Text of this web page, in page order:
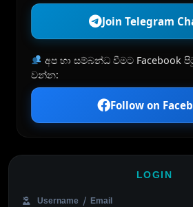
Join Telegram
අප හා සම්බන්ධ වීමට Facebook
වන්න:
Follow on
LOGIN
Username / Email